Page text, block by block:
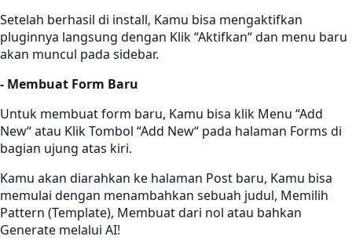
Setelah berhasil di install, Kamu bisa mengaktifkan
pluginnya langsung dengan Klik “Aktifkan“ dan menu baru
akan muncul pada sidebar.
- Membuat Form Baru
Untuk membuat form baru, Kamu bisa klik Menu “Add
New“ atau Klik Tombol “Add New“ pada halaman Forms di
bagian ujung atas kiri.
Kamu akan diarahkan ke halaman Post baru, Kamu bisa
memulai dengan menambahkan sebuah judul, Memilih
Pattern (Template), Membuat dari nol atau bahkan
Generate melalui AI!